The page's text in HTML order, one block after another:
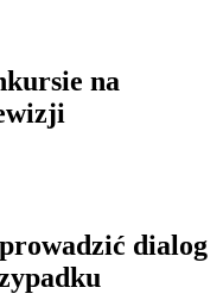
na
dialog